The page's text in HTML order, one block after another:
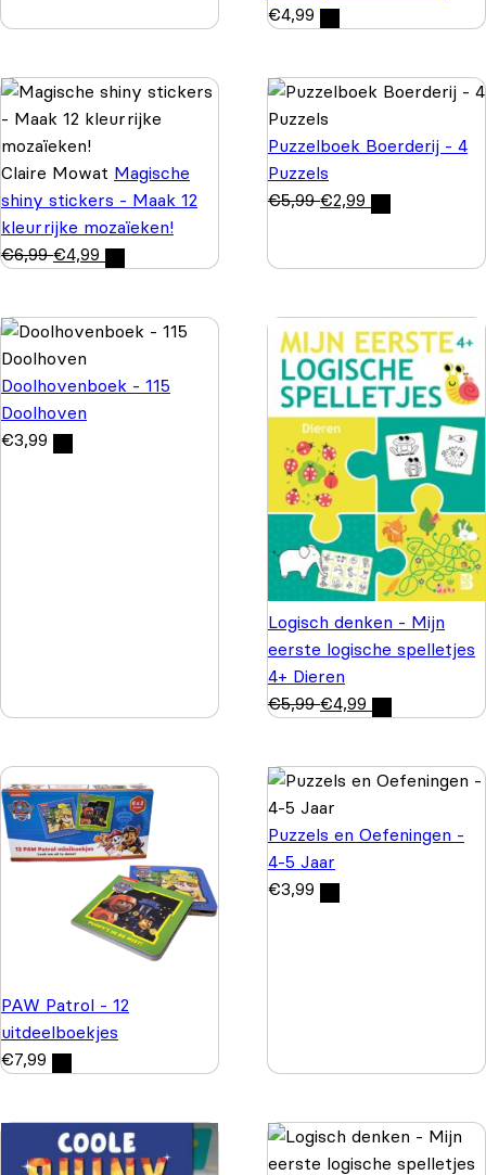
€4,99
Claire Mowat Magische
shiny stickers - Maak 12
kleurrijke mozaïeken!
€6,99 €4,99
Puzzelboek Boerderij - 4
Puzzels
€5,99 €2,99
Doolhovenboek - 115
Doolhoven
€3,99
Logisch denken - Mijn
eerste logische spelletjes
4+ Dieren
€5,99 €4,99
PAW Patrol - 12
uitdeelboekjes
€7,99
Puzzels en Oefeningen -
4-5 Jaar
€3,99